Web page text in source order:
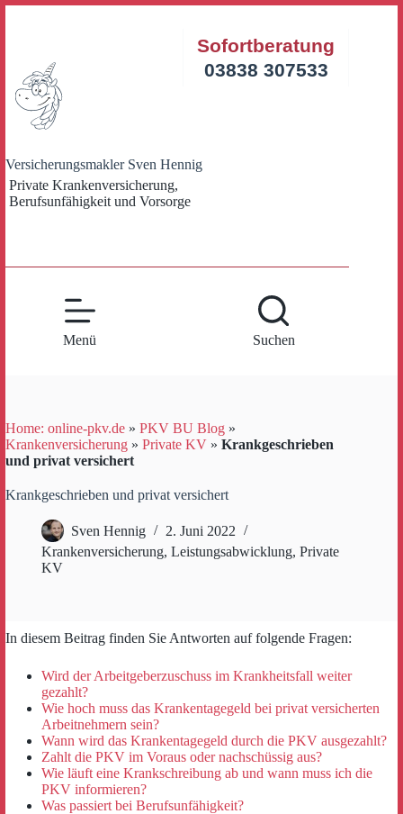
Versicherungsmakler Sven Hennig
Private Krankenversicherung,
Berufsunfähigkeit und Vorsorge
Sofortberatung
03838 307533
Menü Suchen
Home: online-pkv.de » PKV BU Blog »
Krankenversicherung » Private KV » Krankgeschrieben
und privat versichert
Krankgeschrieben und privat versichert
Sven Hennig
2. Juni 2022
Krankenversicherung, Leistungsabwicklung, Private
KV
In diesem Beitrag finden Sie Antworten auf folgende Fragen:
Wird der Arbeitgeberzuschuss im Krankheitsfall weiter
gezahlt?
Wie hoch muss das Krankentagegeld bei privat versicherten
Arbeitnehmern sein?
Wann wird das Krankentagegeld durch die PKV ausgezahlt?
Zahlt die PKV im Voraus oder nachschüssig aus?
Wie läuft eine Krankschreibung ab und wann muss ich die
PKV informieren?
Was passiert bei Berufsunfähigkeit?